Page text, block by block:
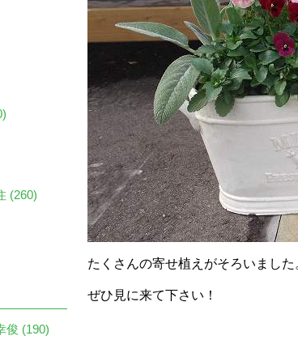
たくさんの寄せ植えがそろいました
ぜひ見に来て下さい！
(260)
(190)